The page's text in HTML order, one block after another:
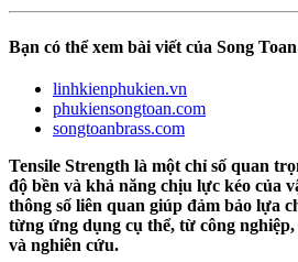
Bạn có thể xem bài viết của Song
linhkienphukien.vn
phukiensongtoan.com
songtoanbrass.com
Tensile Strength là một chỉ số quan
độ bền và khả năng chịu lực kéo của
thông số liên quan giúp đảm bảo lựa
từng ứng dụng cụ thể, từ công
và nghiên cứu.